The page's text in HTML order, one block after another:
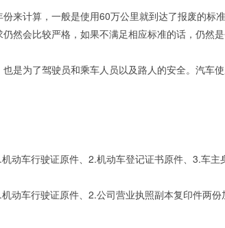
来计算，一般是使用60万公里就到达了报废的
然会比较严格，如果不满足相应标准的话，仍然
是为了驾驶员和乘车人员以及路人的安全。汽车
动车行驶证原件、2.机动车登记证书原件、3.车主
机动车行驶证原件、2.公司营业执照副本复印件